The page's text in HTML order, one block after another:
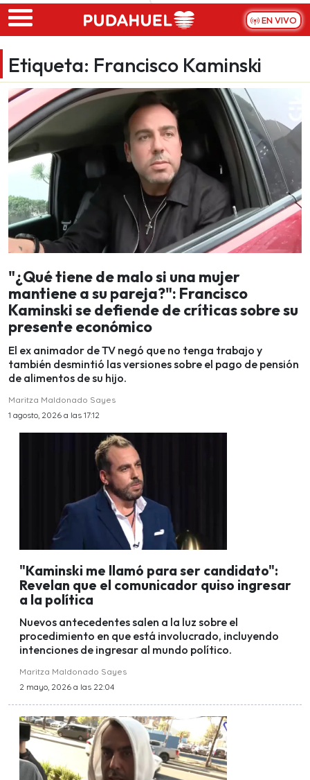
Skip to main content
EN VIVO
Etiqueta: Francisco Kaminski
"¿Qué tiene de malo si una mujer
mantiene a su pareja?": Francisco
Kaminski se defiende de críticas sobre su
presente económico
El ex animador de TV negó que no tenga trabajo y
también desmintió las versiones sobre el pago de pensión
de alimentos de su hijo.
Maritza Maldonado Sayes
1 agosto, 2026 a las 17:12
"Kaminski me llamó para ser candidato":
Revelan que el comunicador quiso ingresar
a la política
Nuevos antecedentes salen a la luz sobre el
procedimiento en que está involucrado, incluyendo
intenciones de ingresar al mundo político.
Maritza Maldonado Sayes
2 mayo, 2026 a las 22:04